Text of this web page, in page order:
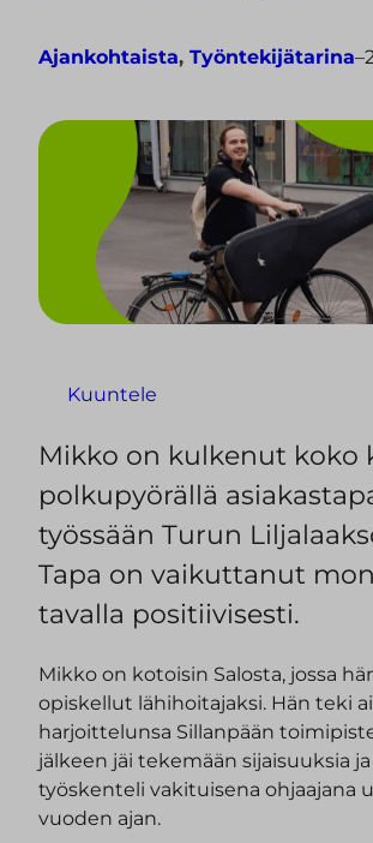
Ajankohtaista, Työntekijätarina–
Kuuntele
Mikko on kulkenut koko
polkupyörällä
työssään Turun
Tapa on vaikuttanut
tavalla positiivisesti.
Mikko on kotoisin Salosta, jossa
opiskellut lähihoitajaksi. Hän teki
harjoittelunsa Sillanpään
jälkeen jäi tekemään sijaisuuksia
työskenteli vakituisena ohjaajana
vuoden ajan.